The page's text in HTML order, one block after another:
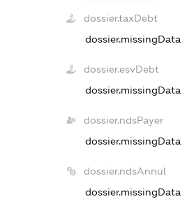
dossier.taxDebt
dossier.missingData
dossier.esvDebt
dossier.missingData
dossier.ndsPayer
dossier.missingData
dossier.ndsAnnul
dossier.missingData